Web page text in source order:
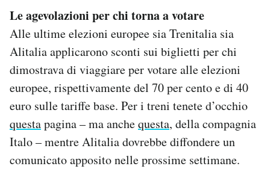
Le agevolazioni per chi torna a votare
Alle ultime elezioni europee sia Trenitalia sia
Alitalia applicarono sconti sui biglietti per chi
dimostrava di viaggiare per votare alle elezioni
europee, rispettivamente del 70 per cento e di 40
euro sulle tariffe base. Per i treni tenete d’occhio
questapagina – ma anchequesta, della compagnia
Italo – mentre Alitalia dovrebbe diffondere un
comunicato apposito nelle prossime settimane.